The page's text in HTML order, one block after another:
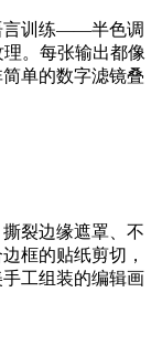
言训练——半色调
。每张输出都像
单的数字滤镜叠
裂边缘遮罩、不
框的贴纸剪切，
工组装的编辑画